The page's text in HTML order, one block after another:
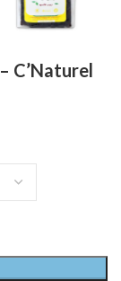
Raisins secs noirs, الزبيب الأسود – C’Naturel